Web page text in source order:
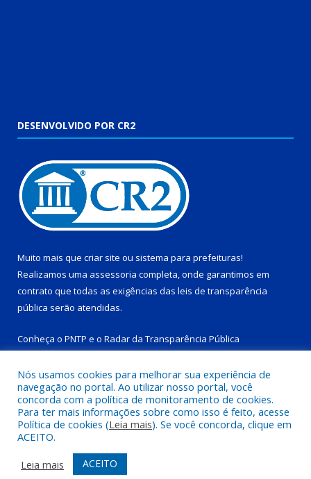
DESENVOLVIDO POR CR2
Muito mais que criar site ou sistema para prefeituras!
Realizamos uma assessoria completa, onde garantimos em
contrato que todas as exigências das leis de transparência
pública serão atendidas.
Conheça o PNTP e o Radar da Transparência Pública
Todos os direitos reservados a Prefeitura Municipal de Tucuruí-
PA.
Acessar Área Administrativa
Acessar Webmail
Nós usamos cookies para melhorar sua experiência de
navegação no portal. Ao utilizar nosso portal, você
concorda com a política de monitoramento de cookies.
Para ter mais informações sobre como isso é feito, acesse
Política de cookies (Leia mais). Se você concorda, clique em
ACEITO.
Leia mais
ACEITO